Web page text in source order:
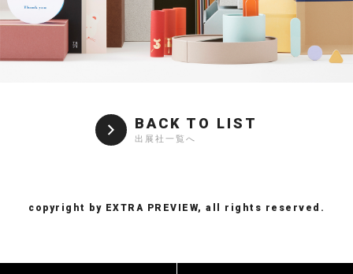
BACK TO LIST
出展社一覧へ
copyright by EXTRA PREVIEW, all rights reserved.